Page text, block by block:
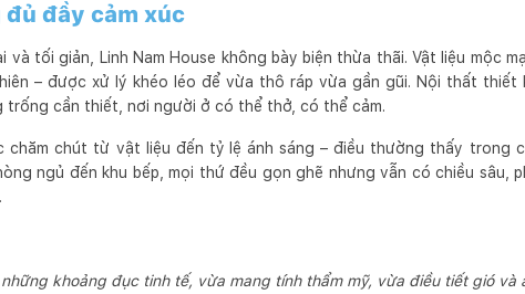
đủ đầy cảm xúc
và tối giản, Linh Nam House không bày biện thừa thãi. Vật liệu mộc
– được xử lý khéo léo để vừa thô ráp vừa gần gũi. Nội thất thiết
trống cần thiết, nơi người ở có thể thở, có thể cảm.
chăm chút từ vật liệu đến tỷ lệ ánh sáng – điều thường thấy trong
ngủ đến khu bếp, mọi thứ đều gọn ghẽ nhưng vẫn có chiều sâu,
khoảng đục tinh tế, vừa mang tính thẩm mỹ, vừa điều tiết gió và